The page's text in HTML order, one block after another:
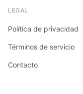
LEGAL
Política de privacidad
Términos de servicio
Contacto